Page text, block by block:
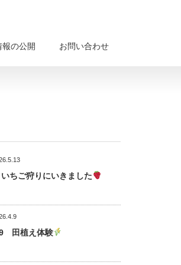
報の公開 お問い合わせ
いちご狩りにいきました
田植え体験